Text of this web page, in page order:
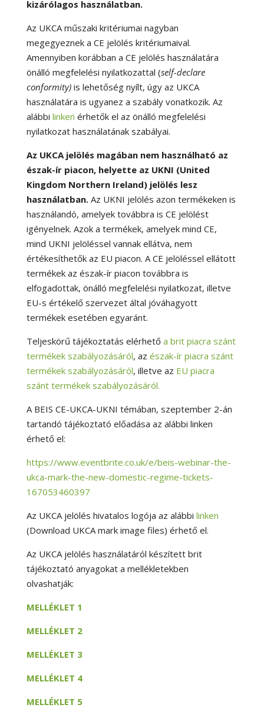
kizárólagos használatban.
Az UKCA műszaki kritériumai nagyban
megegyeznek a CE jelölés kritériumaival.
Amennyiben korábban a CE jelölés használatára
önálló megfelelési nyilatkozattal (self-declare
conformity) is lehetőség nyílt, úgy az UKCA
használatára is ugyanez a szabály vonatkozik. Az
alábbi linken érhetők el az önálló megfelelési
nyilatkozat használatának szabályai.
Az UKCA jelölés magában nem használható az
észak-ír piacon, helyette az UKNI (United
Kingdom Northern Ireland) jelölés lesz
használatban.Az UKNI jelölés azon termékeken is
használandó, amelyek továbbra is CE jelölést
igényelnek. Azok a termékek, amelyek mind CE,
mind UKNI jelöléssel vannak ellátva, nem
értékesíthetők az EU piacon. A CE jelöléssel ellátott
termékek az észak-ír piacon továbbra is
elfogadottak, önálló megfelelési nyilatkozat, illetve
EU-s értékelő szervezet által jóváhagyott
termékek esetében egyaránt.
Teljeskörű tájékoztatás elérhető a brit piacra szánt
termékek szabályozásáról, az észak-ír piacra szánt
termékek szabályozásáról, illetve az EU piacra
szánt termékek szabályozásáról.
A BEIS CE-UKCA-UKNI témában, szeptember 2-án
tartandó tájékoztató előadása az alábbi linken
érhető el:
https://www.eventbrite.co.uk/e/beis-webinar-the-
ukca-mark-the-new-domestic-regime-tickets-
167053460397
Az UKCA jelölés hivatalos logója az alábbi linken
(Download UKCA mark image files) érhető el.
Az UKCA jelölés használatáról készített brit
tájékoztató anyagokat a mellékletekben
olvashatják:
MELLÉKLET 1
MELLÉKLET 2
MELLÉKLET 3
MELLÉKLET 4
MELLÉKLET 5